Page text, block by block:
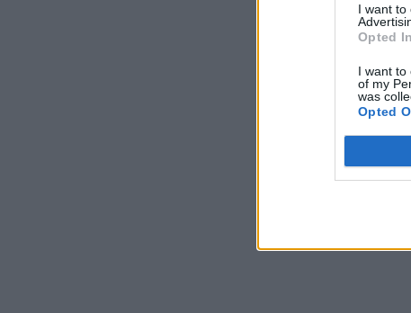
I want to
Opted In
I want to
of my
was
Opted